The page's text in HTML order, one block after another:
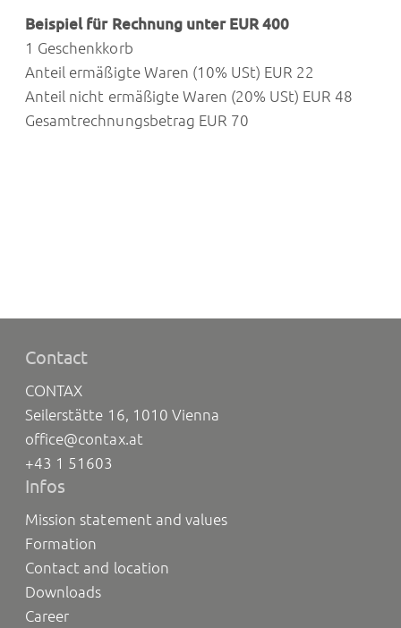
Beispiel für Rechnung unter EUR 400
1 Geschenkkorb
Anteil ermäßigte Waren (10% USt) EUR 22
Anteil nicht ermäßigte Waren (20% USt) EUR 48
Gesamtrechnungsbetrag EUR 70
Contact
CONTAX
Seilerstätte 16, 1010 Vienna
office@contax.at
+43 1 51603
Infos
Mission statement and values
Formation
Contact and location
Downloads
Career